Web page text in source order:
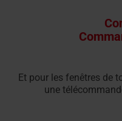
Et pour les fenêtres de
une